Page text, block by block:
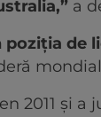
a
de
2011 și a